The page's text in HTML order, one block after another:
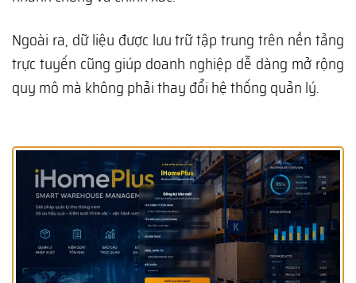
Ngoài ra, dữ liệu được lưu trữ tập trung trên nền tảng
trực tuyến cũng giúp doanh nghiệp dễ dàng mở rộng
quy mô mà không phải thay đổi hệ thống quản lý.